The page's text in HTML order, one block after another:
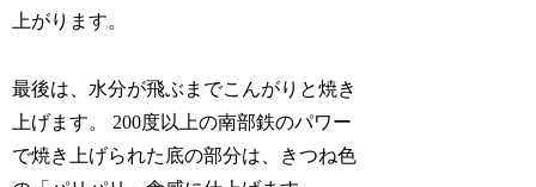
上がります。
最後は、水分が飛ぶまでこんがりと焼き
上げます。 200度以上の南部鉄のパワー
で焼き上げられた底の部分は、きつね色